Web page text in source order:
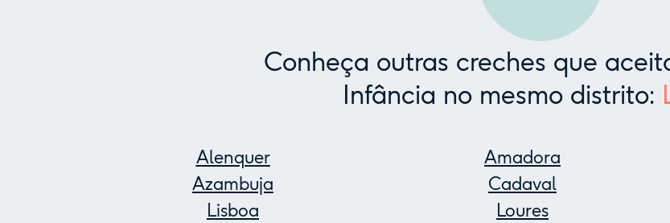
Conheça outras creches que
Infância no mesmo distrito:
Alenquer Amadora
Azambuja
Cadaval
Lisboa
Loures